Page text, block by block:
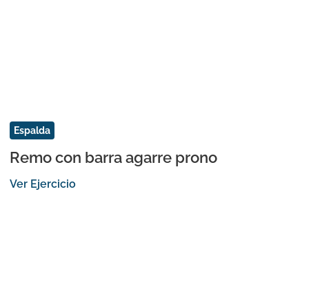
Espalda
Remo con barra agarre prono
Ver Ejercicio